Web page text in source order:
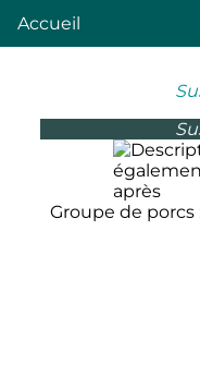
Accueil
Groupe de